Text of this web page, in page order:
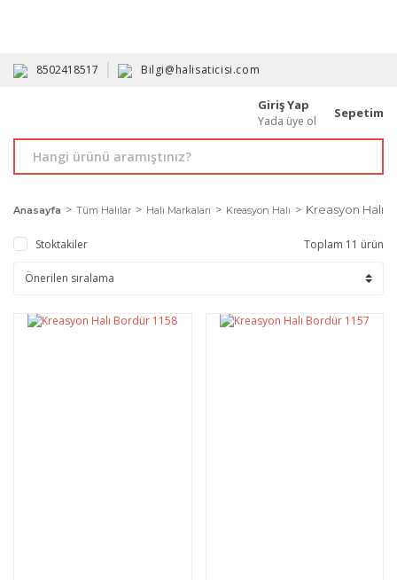
8502418517 Bilgi@halisaticisi.com
Giriş Yap
Yada üye ol
Sepetim
Anasayfa Tüm Halılar Halı Markaları Kreasyon Halı Kreasyon Halı
Stoktakiler Toplam 11 ürün